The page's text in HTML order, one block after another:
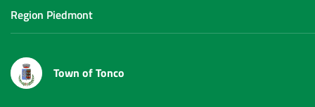
Region Piedmont
Town of Tonco